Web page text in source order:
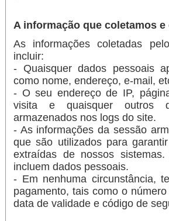
A informação que coletamos
As informações coletadas
incluir:
- Quaisquer dados pessoais
como nome, endereço, e-mail,
- O seu endereço de IP,
visita e quaisquer outros
armazenados nos logs do site.
- As informações da sessão
que são utilizados para
extraídas de nossos sistemas.
incluem dados pessoais.
- Em nenhuma circunstância,
pagamento, tais como o
data de validade e código de